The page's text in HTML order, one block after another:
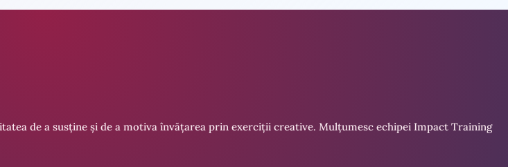
de a susține și de a motiva învățarea prin exerciții creative. Mulțumesc echipei Impact Training